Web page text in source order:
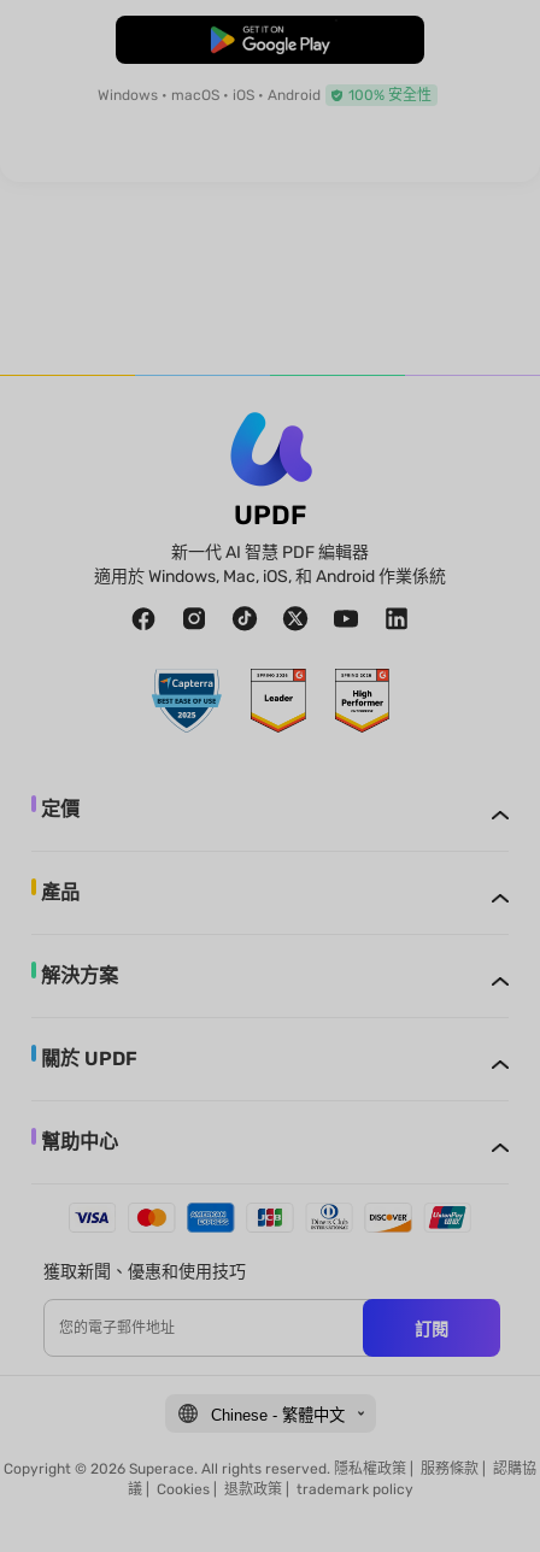
免費下載
Windows • macOS • iOS • Android 100% 安全性
UPDF
新一代 AI 智慧 PDF 編輯器
適用於 Windows, Mac, iOS, 和 Android 作業係統
定價
產品
解決方案
關於 UPDF
幫助中心
獲取新聞、優惠和使用技巧
訂閱
Chinese - 繁體中文
Copyright © 2026 Superace. All rights reserved. 隱私權政策 服務條款
認購協
議| Cookies| 退款政策| trademark policy